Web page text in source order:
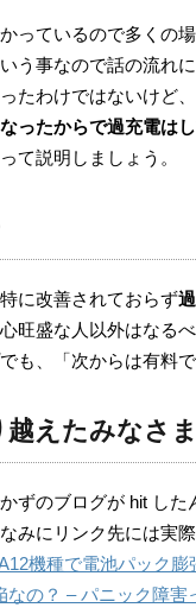
っているので多くの
う事なので話の流れ
たわけではないけど
ったからで過充電は
て説明しましょう。
に改善されておらず
旺盛な人以外はなる
も、「次からは有料
越えたみなさま
ずのブログが hit し
みにリンク先には実
機種で電池パック膨
なの？ – パニック障害